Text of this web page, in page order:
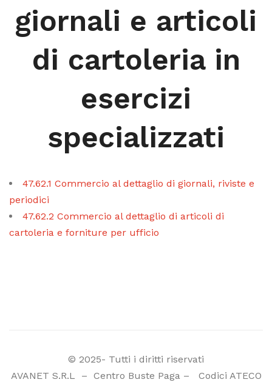
giornali e articoli
di cartoleria in
esercizi
specializzati
47.62.1 Commercio al dettaglio di giornali, riviste e
periodici
47.62.2 Commercio al dettaglio di articoli di
cartoleria e forniture per ufficio
© 2025- Tutti i diritti riservati
AVANET S.R.L
– Centro Buste Paga– Codici ATECO